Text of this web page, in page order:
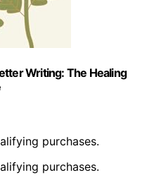
Writing: The Healing
purchases.
purchases.